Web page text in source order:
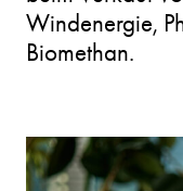
Windenergie,
Biomethan.